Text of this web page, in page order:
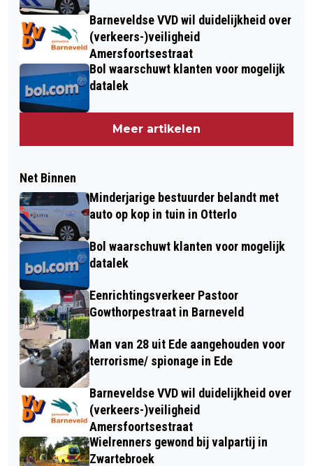
Barneveldse VVD wil duidelijkheid over
(verkeers-)veiligheid
Amersfoortsestraat
Bol waarschuwt klanten voor mogelijk
datalek
Meer artikelen
Net Binnen
Minderjarige bestuurder belandt met
auto op kop in tuin in Otterlo
Bol waarschuwt klanten voor mogelijk
datalek
Eenrichtingsverkeer Pastoor
Gowthorpestraat in Barneveld
Man van 28 uit Ede aangehouden voor
terrorisme/ spionage in Ede
Barneveldse VVD wil duidelijkheid over
(verkeers-)veiligheid
Amersfoortsestraat
Wielrenners gewond bij valpartij in
Zwartebroek